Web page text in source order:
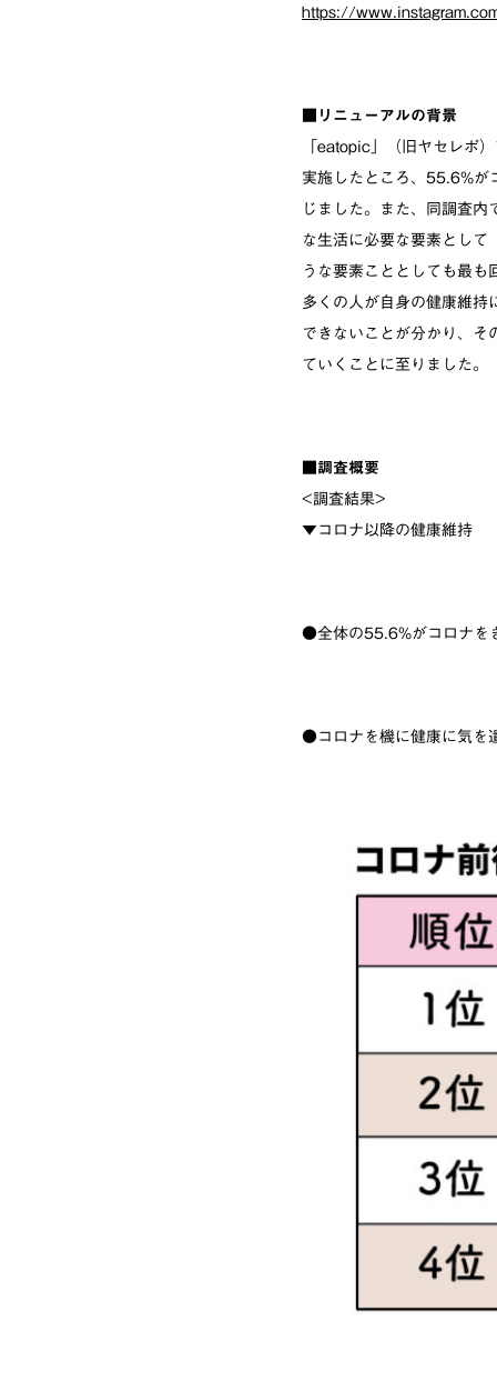
https://
■リニューアルの背景
「eatopic」（旧ヤセレポ
実施したところ、55.6%が
じました。また、同調査
な生活に必要な要素として
うな要素こととしても最も
多くの人が自身の健康維持
できないことが分かり、そ
ていくことに至りました。
■調査概要
<調査結果>
▼コロナ以降の健康維持
●全体の55.6%がコロナを
●コロナを機に健康に気を